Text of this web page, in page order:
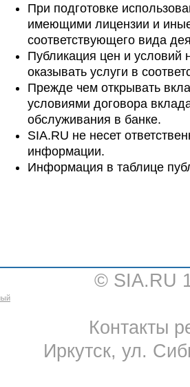
При подготовке
имеющими лицензии и
соответствующего вида
Публикация цен и условий
оказывать услуги в
Прежде чем открывать
условиями договора
обслуживания в банке.
SIA.RU не несет
информации.
Информация в таблице
© SIA.RU
Контакты
Иркутск, ул.